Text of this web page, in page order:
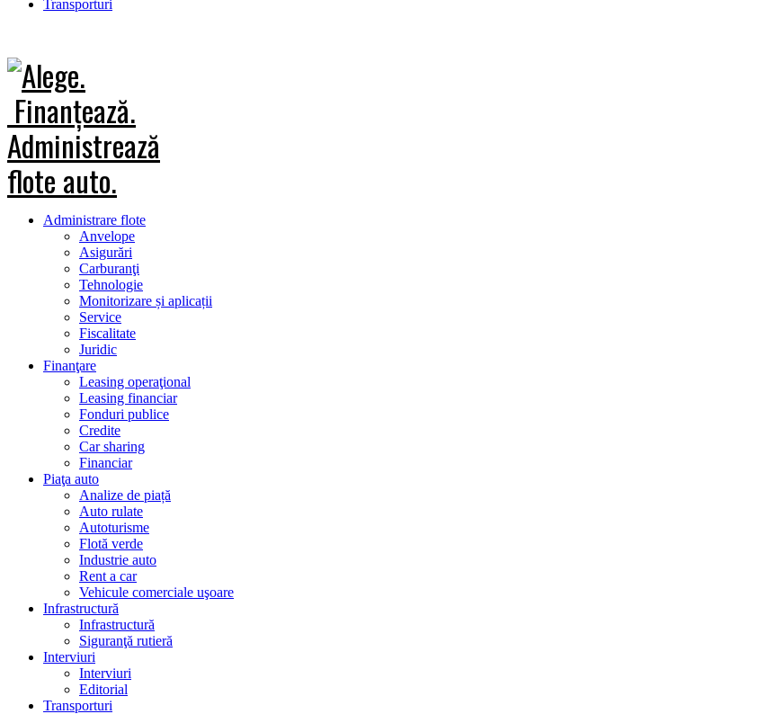
Transporturi
Administrare flote
Anvelope
Asigurări
Carburanţi
Tehnologie
Monitorizare și aplicații
Service
Fiscalitate
Juridic
Finanţare
Leasing operaţional
Leasing financiar
Fonduri publice
Credite
Car sharing
Financiar
Piaţa auto
Analize de piață
Auto rulate
Autoturisme
Flotă verde
Industrie auto
Rent a car
Vehicule comerciale uşoare
Infrastructură
Infrastructură
Siguranţă rutieră
Interviuri
Interviuri
Editorial
Transporturi